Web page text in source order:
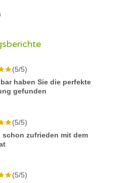
(5/5)
haben Sie die perfekte
gefunden
(5/5)
schon zufrieden mit dem
(5/5)